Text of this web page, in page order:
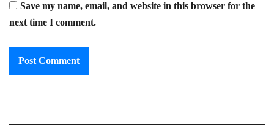
Save my name, email, and website in this browser for the
next time I comment.